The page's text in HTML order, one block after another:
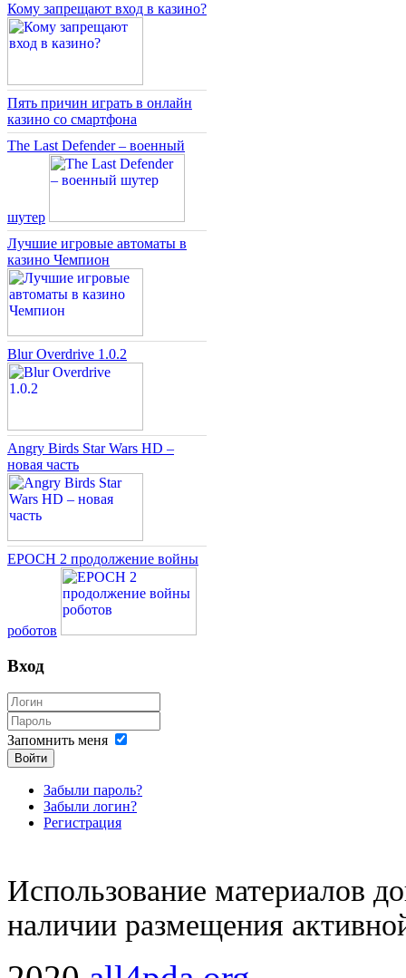
Кому запрещают вход в казино?
Пять причин играть в онлайн
казино со смартфона
The Last Defender – военный
шутер
Лучшие игровые автоматы в
казино Чемпион
Blur Overdrive 1.0.2
Angry Birds Star Wars HD –
новая часть
EPOCH 2 продолжение войны
роботов
Вход
Запомнить меня
Войти
Забыли пароль?
Забыли логин?
Регистрация
Использование материалов
наличии размещения